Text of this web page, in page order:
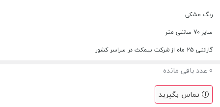
رنگ مشکی
سایز 70 سانتی متر
گارانتی 25 ماه از شرکت بیمکث در سراسر کشور
0 عدد باقی مانده
تماس بگیرید